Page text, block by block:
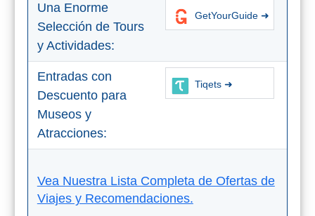
Una Enorme
Selección de Tours
y Actividades:
GetYourGuide ➜
Entradas con
Descuento para
Museos y
Atracciones:
Tiqets ➜
Vea Nuestra Lista Completa de Ofertas de
Viajes y Recomendaciones.